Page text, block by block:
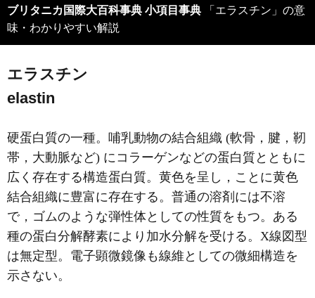
ブリタニカ国際大百科事典 小項目事典
味・わかりやすい解説
エラスチン
elastin
硬蛋白質の一種。哺乳動物の結合組織 (軟骨，腱，靭
帯，大動脈など) にコラーゲンなどの蛋白質とともに
広く存在する構造蛋白質。黄色を呈し，ことに黄色
結合組織に豊富に存在する。普通の溶剤には不溶
で，ゴムのような弾性体としての性質をもつ。ある
種の蛋白分解酵素により加水分解を受ける。X線図型
は無定型。電子顕微鏡像も線維としての微細構造を
示さない。